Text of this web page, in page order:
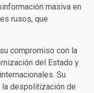
masiva en
rusos, que
compromiso con la
del Estado y
Su
la despolitización de